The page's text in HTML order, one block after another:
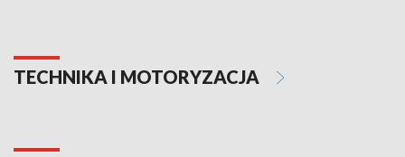
TECHNIKA I MOTORYZACJA